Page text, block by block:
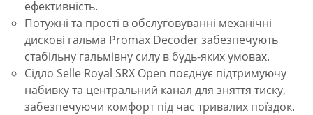
ефективність.
Потужні та прості в обслуговуванні механічні
дискові гальма Promax Decoder забезпечують
стабільну гальмівну силу в будь-яких умовах.
Сідло Selle Royal SRX Open поєднує підтримуючу
набивку та центральний канал для зняття тиску,
забезпечуючи комфорт під час тривалих поїздок.